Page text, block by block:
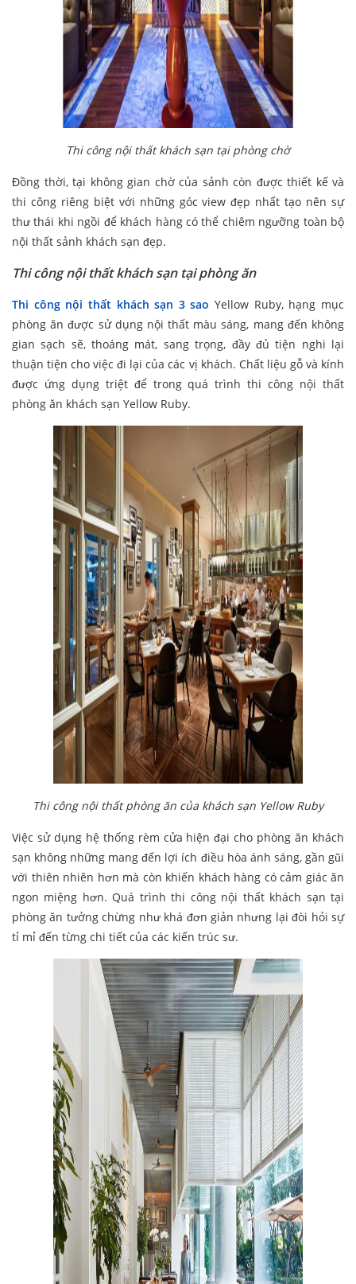
Thi công nội thất khách sạn tại phòng chờ
Đồng thời, tại không gian chờ của sảnh còn được thiết kế và
thi công riêng biệt với những góc view đẹp nhất tạo nên sự
thư thái khi ngồi để khách hàng có thể chiêm ngưỡng toàn bộ
nội thất sảnh khách sạn đẹp.
Thi công nội thất khách sạn tại phòng ăn
Thi công nội thất khách sạn 3 sao Yellow Ruby, hạng mục
phòng ăn được sử dụng nội thất màu sáng, mang đến không
gian sạch sẽ, thoáng mát, sang trọng, đầy đủ tiện nghi lại
thuận tiện cho việc đi lại của các vị khách. Chất liệu gỗ và kính
được ứng dụng triệt để trong quá trình thi công nội thất
phòng ăn khách sạn Yellow Ruby.
Thi công nội thất phòng ăn của khách sạn Yellow Ruby
Việc sử dụng hệ thống rèm cửa hiện đại cho phòng ăn khách
sạn không những mang đến lợi ích điều hòa ánh sáng, gần gũi
với thiên nhiên hơn mà còn khiến khách hàng có cảm giác ăn
ngon miệng hơn. Quá trình thi công nội thất khách sạn tại
phòng ăn tưởng chừng như khá đơn giản nhưng lại đòi hỏi sự
tỉ mỉ đến từng chi tiết của các kiến trúc sư.